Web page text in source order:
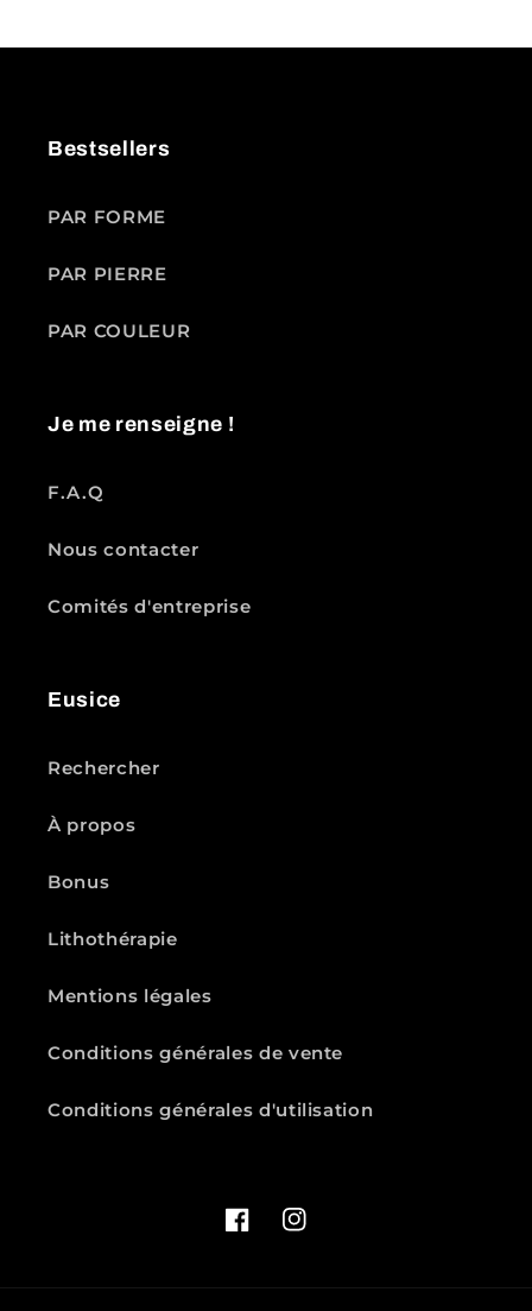
Bestsellers
PAR FORME
PAR PIERRE
PAR COULEUR
Je me renseigne !
F.A.Q
Nous contacter
Comités d'entreprise
Eusice
Rechercher
À propos
Bonus
Lithothérapie
Mentions légales
Conditions générales de vente
Conditions générales d'utilisation
FacebookInstagram